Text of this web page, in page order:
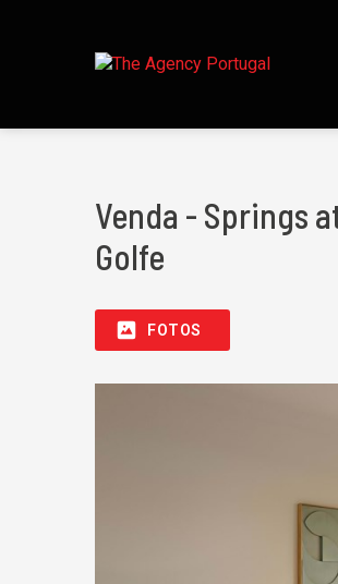
Venda - Springs
Golfe
FOTOS